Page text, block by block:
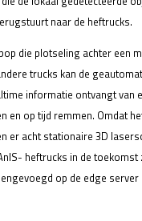
naar de heftrucks.
die plotseling achter een
trucks kan de
informatie ontvangt van
en op tijd remmen. Omdat
er acht stationaire 3D
heftrucks in de
op de edge